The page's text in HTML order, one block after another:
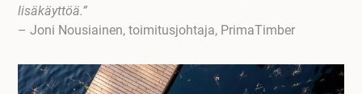
lisäkäyttöä.”
– Joni Nousiainen, toimitusjohtaja, PrimaTimber